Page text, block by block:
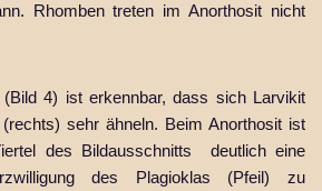
Rhomben treten im Anorthosit nicht
4) ist erkennbar, dass sich Larvikit
sehr ähneln. Beim Anorthosit ist
des Bildausschnitts deutlich eine
des Plagioklas (Pfeil) zu